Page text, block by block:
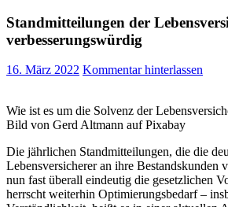
Standmitteilungen der
verbesserungswürdig
16. März 2022 Kommentar hinterlassen
Wie ist es um die Solvenz der
Bild von Gerd Altmann auf Pixabay
Die jährlichen Standmitteilungen, die die
Lebensversicherer an ihre Bestandskunden
nun fast überall eindeutig die gesetzlichen
herrscht weiterhin Optimierungsbedarf –